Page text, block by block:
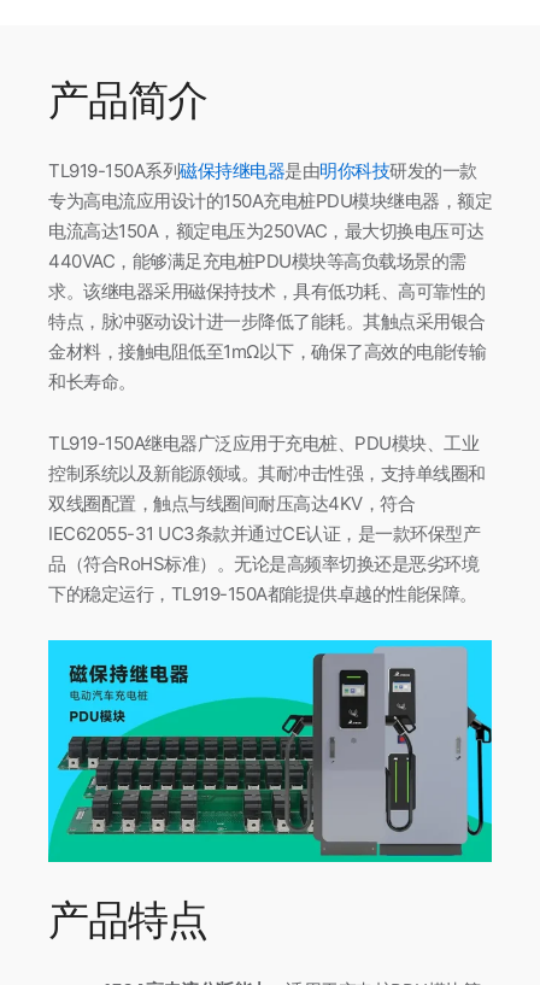
产品简介
TL919-150A系列磁保持继电器是由明你科技研发的一款
专为高电流应用设计的150A充电桩PDU模块继电器，额定
电流高达150A，额定电压为250VAC，最大切换电压可达
440VAC，能够满足充电桩PDU模块等高负载场景的需
求。该继电器采用磁保持技术，具有低功耗、高可靠性的
特点，脉冲驱动设计进一步降低了能耗。其触点采用银合
金材料，接触电阻低至1mΩ以下，确保了高效的电能传输
和长寿命。
TL919-150A继电器广泛应用于充电桩、PDU模块、工业
控制系统以及新能源领域。其耐冲击性强，支持单线圈和
双线圈配置，触点与线圈间耐压高达4KV，符合
IEC62055-31 UC3条款并通过CE认证，是一款环保型产
品（符合RoHS标准）。无论是高频率切换还是恶劣环境
下的稳定运行，TL919-150A都能提供卓越的性能保障。
产品特点